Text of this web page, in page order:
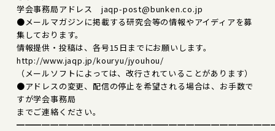
学会事務局アドレス jaqp-post@bunken.co.jp
●メールマガジンに掲載する研究会等の情報やアイディアを募
集しております。
情報提供・投稿は、各号15日までにお願いします。
http://www.jaqp.jp/kouryu/jyouhou/
（メールソフトによっては、改行されていることがあります）
●アドレスの変更、配信の停止を希望される場合は、お手数で
すが学会事務局
までご連絡ください。